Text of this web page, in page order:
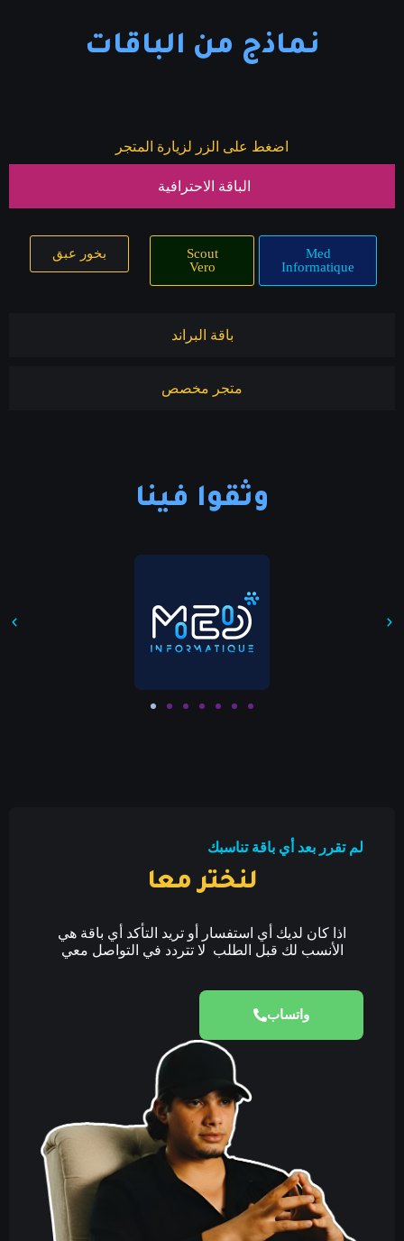
نماذج من الباقات
اضغط على الزر لزيارة المتجر
الباقة الاحترافية
باقة البراند
متجر مخصص
Med
Informatique
Scout
Vero
بخور عبق
وثقوا فينا
لم تقرر بعد أي باقة تناسبك
لنختر معا
اذا كان لديك أي استفسار أو تريد التأكد أي باقة هي
الأنسب لك قبل الطلب لا تتردد في التواصل معي
واتساب